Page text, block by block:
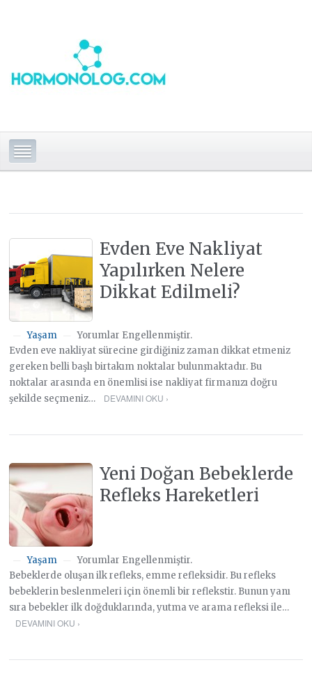
Evden Eve Nakliyat
Yapılırken Nelere
Dikkat Edilmeli?
Yaşam
Yorumlar Engellenmiştir.
Evden eve nakliyat sürecine girdiğiniz zaman dikkat etmeniz
gereken belli başlı birtakım noktalar bulunmaktadır. Bu
noktalar arasında en önemlisi ise nakliyat firmanızı doğru
şekilde seçmeniz…
DEVAMINI OKU ›
Yeni Doğan Bebeklerde
Refleks Hareketleri
Yaşam
Yorumlar Engellenmiştir.
Bebeklerde oluşan ilk refleks, emme refleksidir. Bu refleks
bebeklerin beslenmeleri için önemli bir reflekstir. Bunun yanı
sıra bebekler ilk doğduklarında, yutma ve arama refleksi ile…
DEVAMINI OKU ›